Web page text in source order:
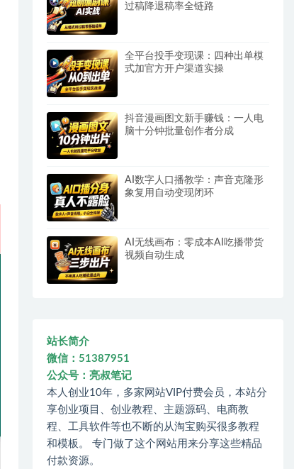
过稿降退稿率全链路
全平台投手变现课：四种出单模
式加官方开户渠道实操
抖音漫画图文新手赚钱：一人电
脑十分钟批量创作者分成
AI数字人口播教学：声音克隆形
象复用自动变现闭环
AI无线画布：零成本AI吃播带货
视频自动生成
站长简介
微信：51387951
公众号：亮叔笔记
本人创业10年，多家网站VIP付费会员，本站分
享创业项目、创业教程、主题源码、电商教
程、工具软件等也不断的从淘宝购买很多教程
和模板。 专门做了这个网站用来分享这些精品
付款资源。